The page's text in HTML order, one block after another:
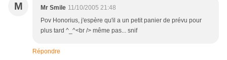
M Mr Smile 11/10/2005 21:48
Pov Honorius, j'espère qu'il a un petit panier de prévu pour
plus tard ^_^<br /> même pas... snif
Répondre